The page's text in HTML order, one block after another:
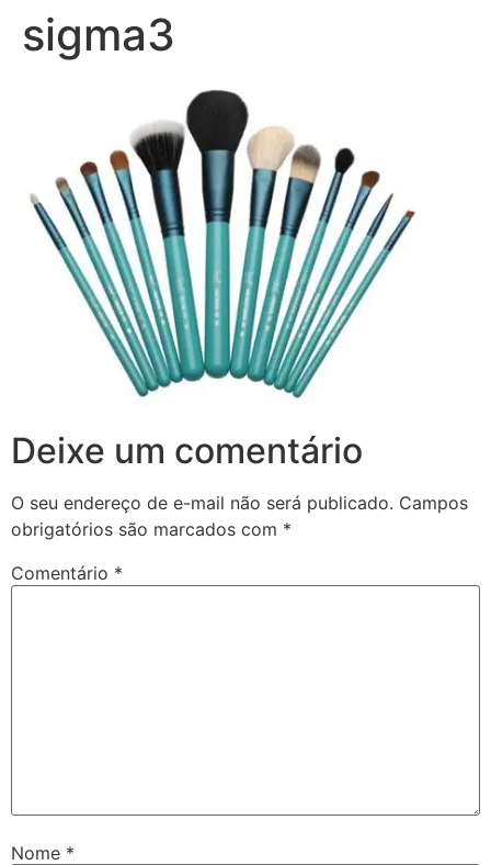
sigma3
Deixe um comentário
O seu endereço de e-mail não será publicado. Campos
obrigatórios são marcados com *
Comentário *
Nome *